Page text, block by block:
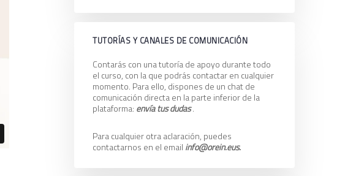
TUTORÍAS Y CANALES DE COMUNICACIÓN
Contarás con una tutoría de apoyo durante todo
el curso, con la que podrás contactar en cualquier
momento. Para ello, dispones de un chat de
comunicación directa en la parte inferior de la
plataforma: envía tus dudas.
Para cualquier otra aclaración, puedes
contactarnos en el email info@orein.eus.